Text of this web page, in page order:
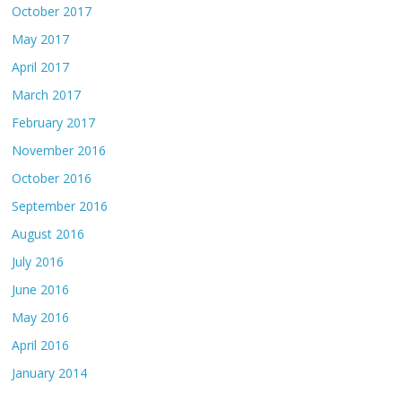
October 2017
May 2017
April 2017
March 2017
February 2017
November 2016
October 2016
September 2016
August 2016
July 2016
June 2016
May 2016
April 2016
January 2014